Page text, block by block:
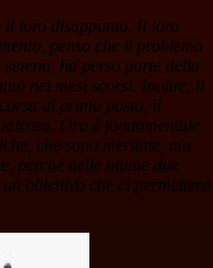
il loro disappunto. Il loro
penso che il problema
ha perso parte della
nei mesi scorsi. Inoltre, il
al primo posto, il
Ora è fondamentale
che sono meritate, ma
perché nelle ultime due
obiettivo che ci permetterà